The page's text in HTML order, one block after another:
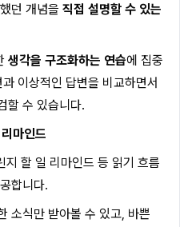
던 개념을 직접 설명할 수 있는
생각을 구조화하는 연습에 집중
이상적인 답변을 비교하면서
할 수 있습니다.
마인드
할 일 리마인드 등 읽기 흐름
합니다.
소식만 받아볼 수 있고, 바쁜